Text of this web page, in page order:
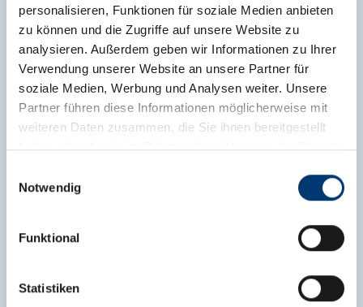
personalisieren, Funktionen für soziale Medien anbieten
zu können und die Zugriffe auf unsere Website zu
analysieren. Außerdem geben wir Informationen zu Ihrer
Verwendung unserer Website an unsere Partner für
soziale Medien, Werbung und Analysen weiter. Unsere
Partner führen diese Informationen möglicherweise mit
weiteren Daten zusammen, die Sie ihnen bereitgestellt
haben oder die sie im Rahmen Ihrer Nutzung der Dienste
Rohr 23// A-6280 Zell am Ziller
www.zillertalarena.com
Notwendig
Funktional
Statistiken